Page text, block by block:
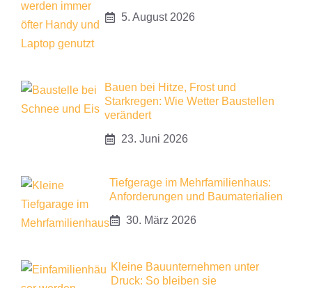
5. August 2026
Bauen bei Hitze, Frost und
Starkregen: Wie Wetter Baustellen
verändert
23. Juni 2026
Tiefgerage im Mehrfamilienhaus:
Anforderungen und Baumaterialien
30. März 2026
Kleine Bauunternehmen unter
Druck: So bleiben sie